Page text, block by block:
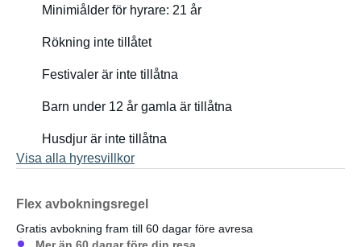
Minimiålder för hyrare: 21 år
Rökning inte tillåtet
Festivaler är inte tillåtna
Barn under 12 år gamla är tillåtna
Husdjur är inte tillåtna
Visa alla hyresvillkor
Flex avbokningsregel
Gratis avbokning fram till 60 dagar före avresa